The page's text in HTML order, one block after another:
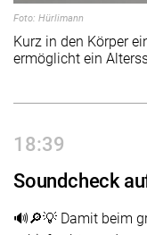
Foto: Hürlimann
Kurz in den Körper
ermöglicht ein
18:39
Soundcheck
🔊🔎💡 Damit beim